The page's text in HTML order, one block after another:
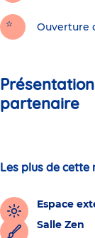
Ouverture
partenaire
Les plus de cette
Espace
Salle Zen